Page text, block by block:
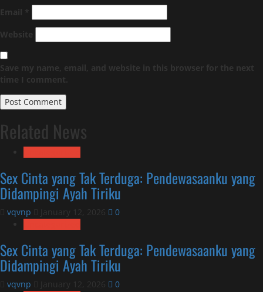
Email *
Website
Save my name, email, and website in this browser for the next
time I comment.
Related News
Sex Cinta yang Tak Terduga: Pendewasaanku yang
Didampingi Ayah Tiriku
vqvnp January 12, 2026
0
Sex Cinta yang Tak Terduga: Pendewasaanku yang
Didampingi Ayah Tiriku
vqvnp January 12, 2026
0